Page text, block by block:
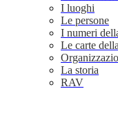
I luoghi
Le persone
I numeri
Le carte
La storia
RAV